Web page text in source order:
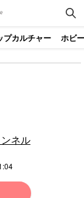
プカルチャー ホビー
ネル